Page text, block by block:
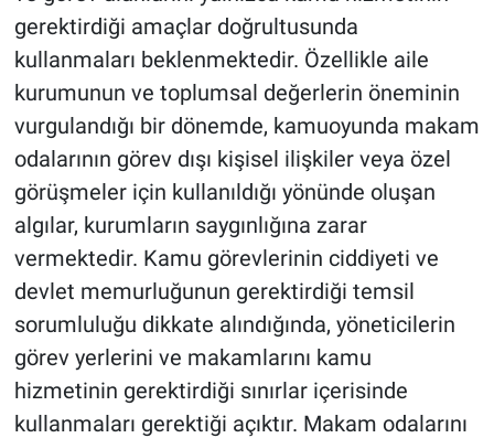
gerektirdiği amaçlar doğrultusunda
kullanmaları beklenmektedir. Özellikle aile
kurumunun ve toplumsal değerlerin öneminin
vurgulandığı bir dönemde, kamuoyunda makam
odalarının görev dışı kişisel ilişkiler veya özel
görüşmeler için kullanıldığı yönünde oluşan
algılar, kurumların saygınlığına zarar
vermektedir. Kamu görevlerinin ciddiyeti ve
devlet memurluğunun gerektirdiği temsil
sorumluluğu dikkate alındığında, yöneticilerin
görev yerlerini ve makamlarını kamu
hizmetinin gerektirdiği sınırlar içerisinde
kullanmaları gerektiği açıktır. Makam odalarını